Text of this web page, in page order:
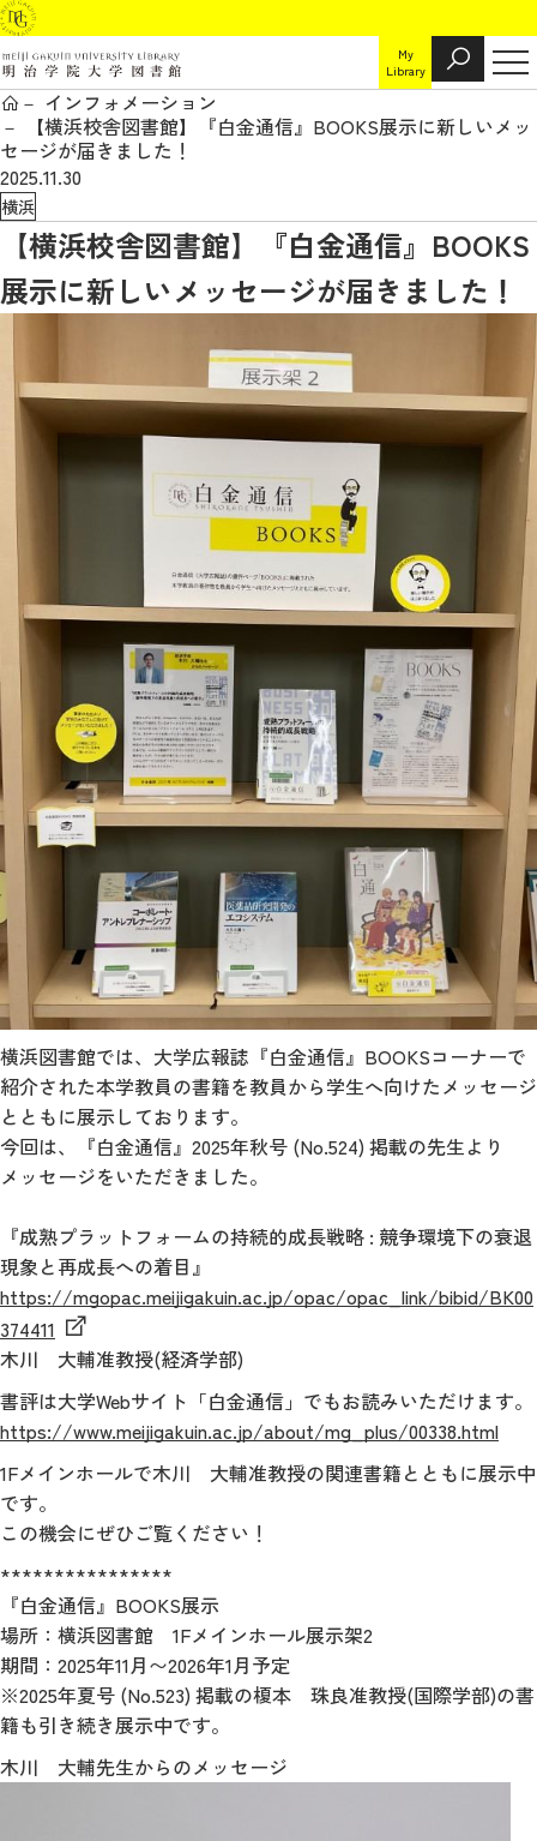
My
Library
インフォメーション
【横浜校舎図書館】『白金通信』BOOKS展示に新しいメッ
セージが届きました！
2025.11.30
横浜
【横浜校舎図書館】『白金通信』BOOKS
展示に新しいメッセージが届きました！
横浜図書館では、大学広報誌『白金通信』BOOKSコーナーで
紹介された本学教員の書籍を教員から学生へ向けたメッセージ
とともに展示しております。
今回は、『白金通信』2025年秋号 (No.524) 掲載の先生より
メッセージをいただきました。
『成熟プラットフォームの持続的成長戦略 : 競争環境下の衰退
現象と再成長への着目』
https://mgopac.meijigakuin.ac.jp/opac/opac_link/bibid/BK00
374411
木川 大輔准教授(経済学部)
書評は大学Webサイト「白金通信」でもお読みいただけます。
https://www.meijigakuin.ac.jp/about/mg_plus/00338.html
1Fメインホールで木川 大輔准教授の関連書籍とともに展示中
です。
この機会にぜひご覧ください！
****************
『白金通信』BOOKS展示
場所：横浜図書館 1Fメインホール展示架2
期間：2025年11月〜2026年1月予定
※2025年夏号 (No.523) 掲載の榎本 珠良准教授(国際学部)の書
籍も引き続き展示中です。
木川 大輔先生からのメッセージ